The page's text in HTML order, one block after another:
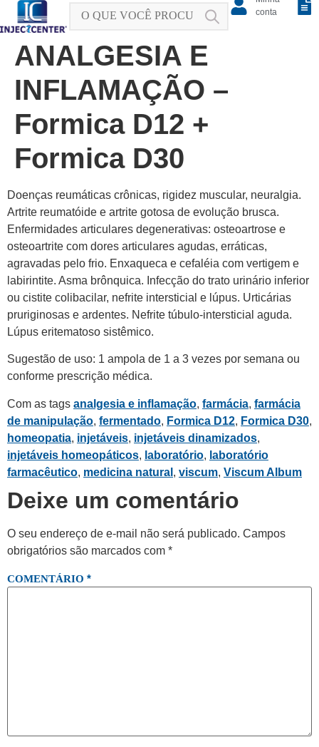
conta
ANALGESIA E
INFLAMAÇÃO –
Formica D12 +
Formica D30
Doenças reumáticas crônicas, rigidez muscular, neuralgia.
Artrite reumatóide e artrite gotosa de evolução brusca.
Enfermidades articulares degenerativas: osteoartrose e
osteoartrite com dores articulares agudas, erráticas,
agravadas pelo frio. Enxaqueca e cefaléia com vertigem e
labirintite. Asma brônquica. Infecção do trato urinário inferior
ou cistite colibacilar, nefrite intersticial e lúpus. Urticárias
pruriginosas e ardentes. Nefrite túbulo-intersticial aguda.
Lúpus eritematoso sistêmico.
Sugestão de uso: 1 ampola de 1 a 3 vezes por semana ou
conforme prescrição médica.
Com as tags analgesia e inflamação, farmácia, farmácia
de manipulação, fermentado, Formica D12, Formica D30,
homeopatia, injetáveis, injetáveis dinamizados,
injetáveis homeopáticos, laboratório, laboratório
farmacêutico, medicina natural , viscum, Viscum Album
Deixe um comentário
O seu endereço de e-mail não será publicado. Campos
obrigatórios são marcados com *
COMENTÁRIO *